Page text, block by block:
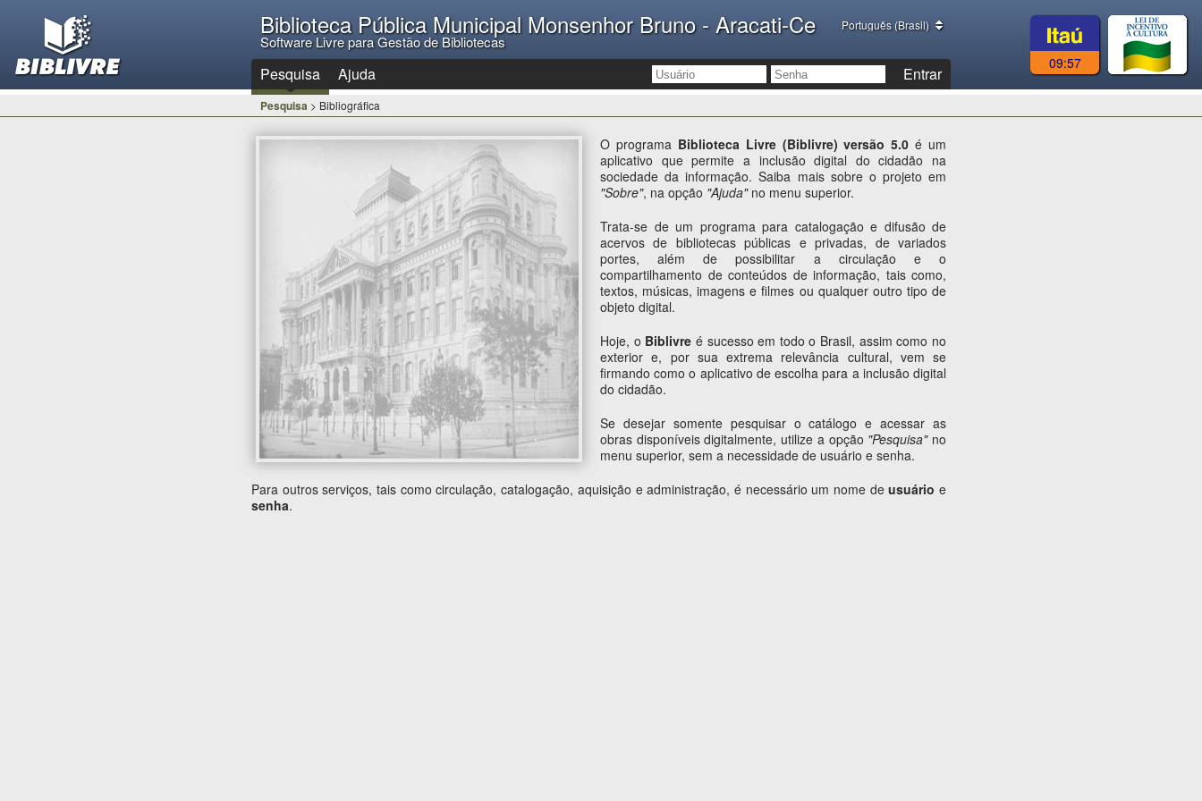
09:57
Biblioteca Pública Municipal Monsenhor Bruno - Aracati-Ce
Software Livre para Gestão de Bibliotecas
Português (Brasil)
Pesquisa Ajuda Entrar
Pesquisa > Bibliográfica
O programa Biblioteca Livre (Biblivre) versão 5.0 é um
aplicativo que permite a inclusão digital do cidadão na
sociedade da informação. Saiba mais sobre o projeto em
"Sobre", na opção "Ajuda"no menu superior.
Trata-se de um programa para catalogação e difusão de
acervos de bibliotecas públicas e privadas, de variados
portes, além de possibilitar a circulação e o
compartilhamento de conteúdos de informação, tais como,
textos, músicas, imagens e filmes ou qualquer outro tipo de
objeto digital.
Hoje, o Biblivre é sucesso em todo o Brasil, assim como no
exterior e, por sua extrema relevância cultural, vem se
firmando como o aplicativo de escolha para a inclusão digital
do cidadão.
Se desejar somente pesquisar o catálogo e acessar as
obras disponíveis digitalmente, utilize a opção "Pesquisa"no
menu superior, sem a necessidade de usuário e senha.
Para outros serviços, tais como circulação, catalogação, aquisição e administração, é necessário um nome deusuário e
senha.